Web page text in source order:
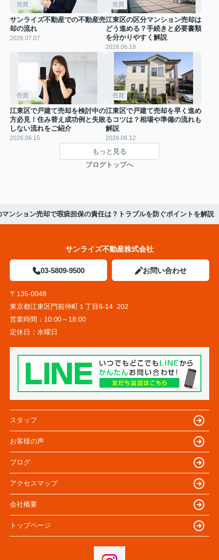
売買
サンライズ不動産での不動産売
却の流れ
2026.07.07
売買
江東区の区分マンション売却は
どう進める？手続きと必要書類
を分かりやすく解説
2026.06.18
売買
江東区で戸建て売却を検討中の
方必見！住み替え成功例と失敗
しない流れをご紹介
2026.06.15
売買
江東区で戸建て売却を早く進め
るコツは？相場や準備の流れも
解説
2026.06.12
もっと見る
ブログトップへ
マンション売却で瑕疵担保の責任は？トラブルを防ぐポイントを解説
サンライズ不動産株式会社
03-5809-9500 お問い合わせ
〒135-0048
東京都江東区門前仲町１丁目6-14 202
営業時間： 10:00～18:00
定休日： 水曜日
スタッフ
お客様の声
ブログ
アクセスマップ
会社概要
トップページ